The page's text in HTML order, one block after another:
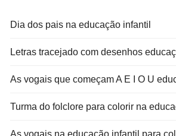
Dia dos pais na educação infantil
Letras tracejado com desenhos
As vogais que começam A E I O U
Turma do folclore para colorir na